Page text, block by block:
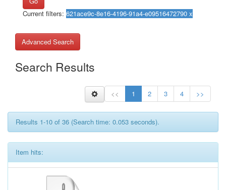
Current filters:
Advanced Search
Search Results
<< 1 2 3 4 >>
Results 1-10 of 36 (Search time: 0.053 seconds).
Item hits: